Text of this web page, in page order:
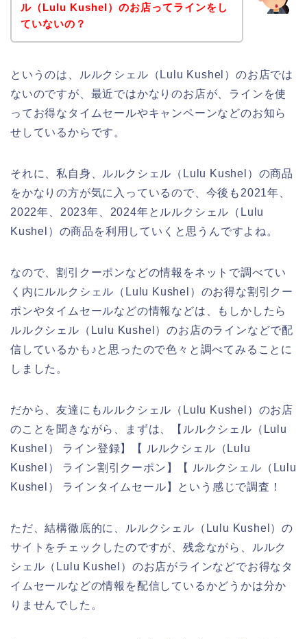
ル（Lulu Kushel）のお店ってラインをし
ていないの？
というのは、ルルクシェル（Lulu Kushel）のお店では
ないのですが、最近ではかなりのお店が、ラインを使
ってお得なタイムセールやキャンペーンなどのお知ら
せしているからです。
それに、私自身、ルルクシェル（Lulu Kushel）の商品
をかなりの方が気に入っているので、今後も2021年、
2022年、2023年、2024年とルルクシェル（Lulu
Kushel）の商品を利用していくと思うんですよね。
なので、割引クーポンなどの情報をネットで調べてい
く内にルルクシェル（Lulu Kushel）のお得な割引クー
ポンやタイムセールなどの情報などは、もしかしたら
ルルクシェル（Lulu Kushel）のお店のラインなどで配
信しているかも♪と思ったので色々と調べてみることに
しました。
だから、友達にもルルクシェル（Lulu Kushel）のお店
のことを聞きながら、まずは、【ルルクシェル（Lulu
Kushel） ライン登録】【 ルルクシェル（Lulu
Kushel） ライン割引クーポン】【 ルルクシェル（Lulu
Kushel） ラインタイムセール】という感じで調査！
ただ、結構徹底的に、ルルクシェル（Lulu Kushel）の
サイトをチェックしたのですが、残念ながら、ルルク
シェル（Lulu Kushel）のお店がラインなどでお得なタ
イムセールなどの情報を配信しているかどうかは分か
りませんでした。